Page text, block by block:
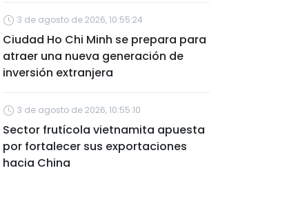
3 de agosto de 2026, 10:55:24
Ciudad Ho Chi Minh se prepara para
atraer una nueva generación de
inversión extranjera
3 de agosto de 2026, 10:55:10
Sector frutícola vietnamita apuesta
por fortalecer sus exportaciones
hacia China